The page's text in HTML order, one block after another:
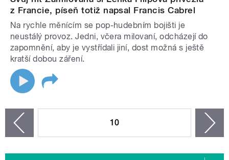
z Francie, píseň totiž napsal Francis Cabrel
Na rychle měnícím se pop-hudebním bojišti je
neustálý provoz. Jedni, včera milovaní, odcházejí do
zapomnění, aby je vystřídali jiní, dost možná s ještě
kratší dobou záření.
10